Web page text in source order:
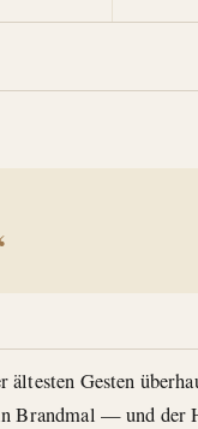
Gesten
Brandmal — und der